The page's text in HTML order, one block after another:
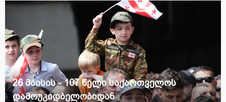
განახლებული წერეთლის გამზირი